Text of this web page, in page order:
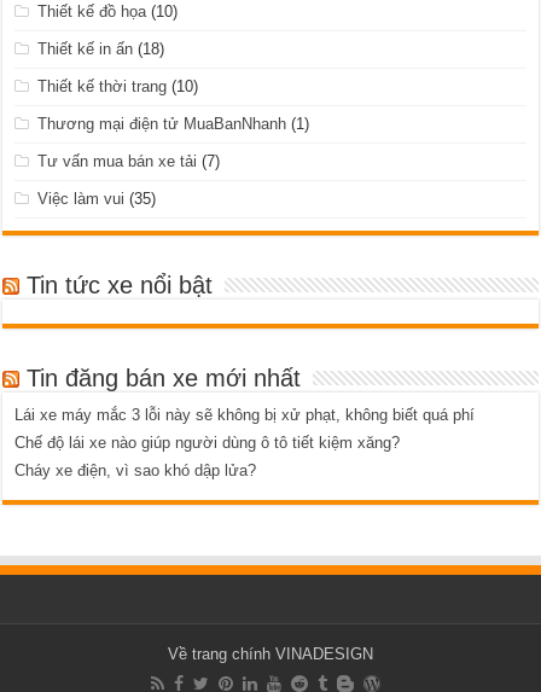
Thiết kế đồ họa (10)
Thiết kế in ấn (18)
Thiết kế thời trang (10)
Thương mại điện tử MuaBanNhanh (1)
Tư vấn mua bán xe tải (7)
Việc làm vui (35)
Tin tức xe nổi bật
Tin đăng bán xe mới nhất
Lái xe máy mắc 3 lỗi này sẽ không bị xử phạt, không biết quá phí
Chế độ lái xe nào giúp người dùng ô tô tiết kiệm xăng?
Cháy xe điện, vì sao khó dập lửa?
Về trang chính VINADESIGN